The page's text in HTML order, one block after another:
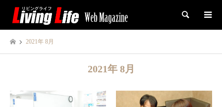
検索
2021年 8月
2021年 8月